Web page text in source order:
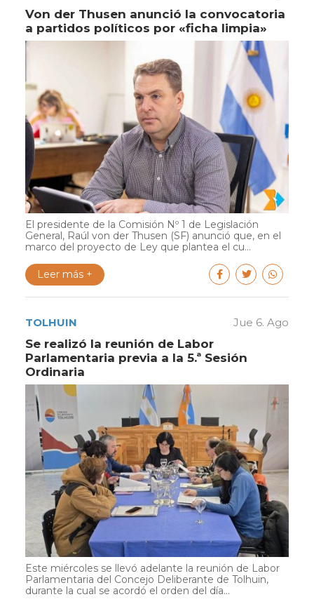
Von der Thusen anunció la convocatoria
a partidos políticos por «ficha limpia»
El presidente de la Comisión Nº 1 de Legislación
General, Raúl von der Thusen (SF) anunció que, en el
marco del proyecto de Ley que plantea el cu...
Leer más +
TOLHUIN Jue 6. Ago
Se realizó la reunión de Labor
Parlamentaria previa a la 5.ª Sesión
Ordinaria
Este miércoles se llevó adelante la reunión de Labor
Parlamentaria del Concejo Deliberante de Tolhuin,
durante la cual se acordó el orden del día...